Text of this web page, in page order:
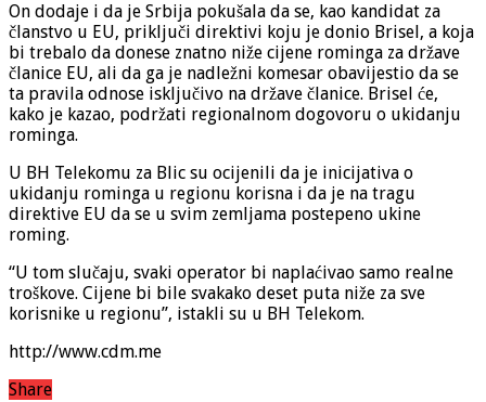
On dodaje i da je Srbija pokušala da se, kao kandidat za
članstvo u EU, priključi direktivi koju je donio Brisel, a koja
bi trebalo da donese znatno niže cijene rominga za države
članice EU, ali da ga je nadležni komesar obavijestio da se
ta pravila odnose isključivo na države članice. Brisel će,
kako je kazao, podržati regionalnom dogovoru o ukidanju
rominga.
U BH Telekomu za Blic su ocijenili da je inicijativa o
ukidanju rominga u regionu korisna i da je na tragu
direktive EU da se u svim zemljama postepeno ukine
roming.
“U tom slučaju, svaki operator bi naplaćivao samo realne
troškove. Cijene bi bile svakako deset puta niže za sve
korisnike u regionu”, istakli su u BH Telekom.
http://www.cdm.me
Share